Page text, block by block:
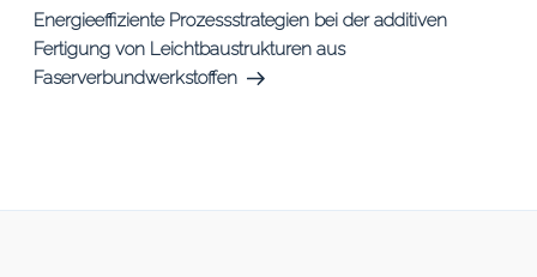
Beitrag
Energieeffiziente Prozessstrategien bei der additiven
Fertigung von Leichtbaustrukturen aus
Faserverbundwerkstoffen